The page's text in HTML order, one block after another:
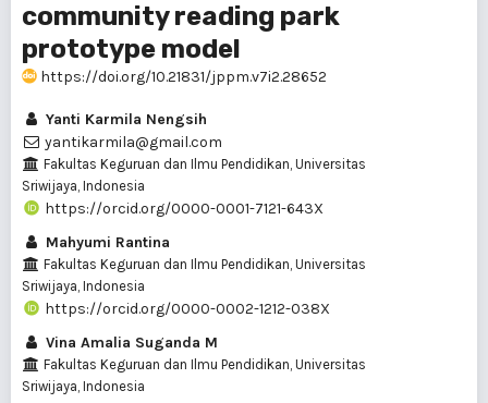
community reading park
prototype model
https://doi.org/10.21831/jppm.v7i2.28652
Yanti Karmila Nengsih
yantikarmila@gmail.com
Fakultas Keguruan dan Ilmu Pendidikan, Universitas
Sriwijaya, Indonesia
https://orcid.org/0000-0001-7121-643X
Mahyumi Rantina
Fakultas Keguruan dan Ilmu Pendidikan, Universitas
Sriwijaya, Indonesia
https://orcid.org/0000-0002-1212-038X
Vina Amalia Suganda M
Fakultas Keguruan dan Ilmu Pendidikan, Universitas
Sriwijaya, Indonesia